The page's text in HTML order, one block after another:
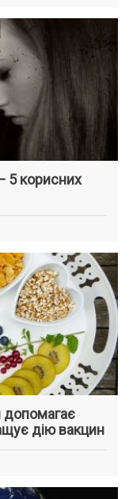
5 корисних
допомагає
дію вакцин